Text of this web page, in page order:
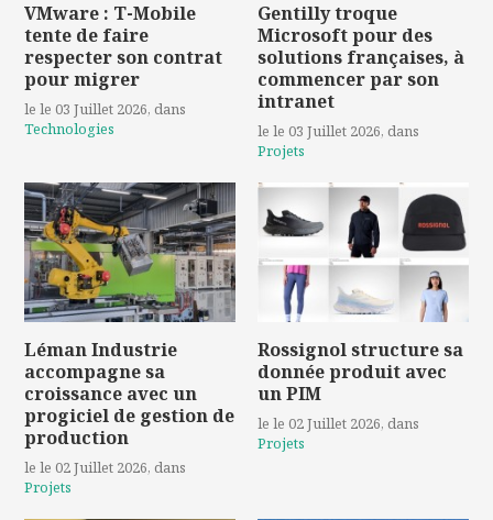
VMware : T-Mobile
tente de faire
respecter son contrat
pour migrer
le le 03 Juillet 2026, dans
Technologies
Gentilly troque
Microsoft pour des
solutions françaises, à
commencer par son
intranet
le le 03 Juillet 2026, dans
Projets
Léman Industrie
accompagne sa
croissance avec un
progiciel de gestion de
production
le le 02 Juillet 2026, dans
Projets
Rossignol structure sa
donnée produit avec
un PIM
le le 02 Juillet 2026, dans
Projets